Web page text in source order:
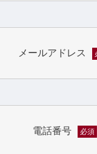
メールアドレス
電話番号 必須